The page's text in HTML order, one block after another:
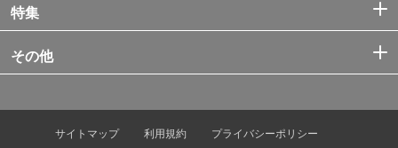
特集
その他
サイトマップ 利用規約 プライバシーポリシー